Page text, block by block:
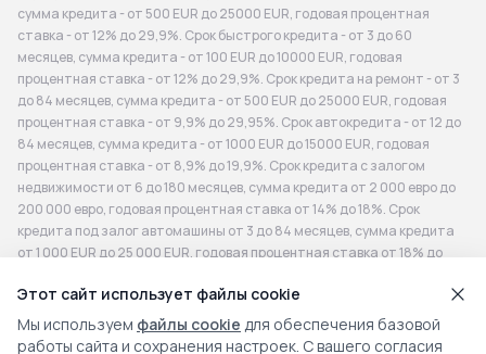
сумма кредита - от 500 EUR до 25000 EUR, годовая процентная
ставка - от 12% до 29,9%. Срок быстрого кредита - от 3 до 60
месяцев, сумма кредита - от 100 EUR до 10000 EUR, годовая
процентная ставка - от 12% до 29,9%. Срок кредита на ремонт - от 3
до 84 месяцев, сумма кредита - от 500 EUR до 25000 EUR, годовая
процентная ставка - от 9,9% до 29,95%. Срок автокредита - от 12 до
84 месяцев, сумма кредита - от 1000 EUR до 15000 EUR, годовая
процентная ставка - от 8,9% до 19,9%. Срок кредита с залогом
недвижимости от 6 до 180 месяцев, сумма кредита от 2 000 евро до
200 000 евро, годовая процентная ставка от 14% до 18%. Срок
кредита под залог автомашины от 3 до 84 месяцев, сумма кредита
от 1 000 EUR до 25 000 EUR, годовая процентная ставка от 18% до
- от 300 EUR до 200 000 EUR, годовая процентная ставка - от 14% до
19%. Репрезентативный пример: сумма 4 200 EUR, срок 72 месяца,
комиссия за оформление договора 336 EUR, годовая процентная
Этот сайт использует файлы cookie
Мы используем файлы cookie для обеспечения базовой
работы сайта и сохранения настроек. С вашего согласия